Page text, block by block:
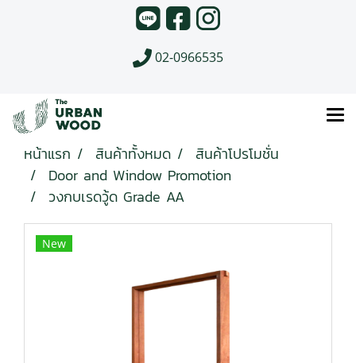
02-0966535
หน้าแรก สินค้าทั้งหมด
สินค้าโปรโมชั่น
Door and Window Promotion
วงกบเรดวู้ด Grade AA
New